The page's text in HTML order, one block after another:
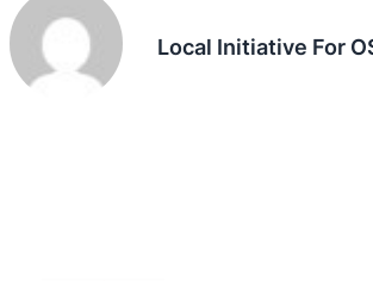
Local Initiative For